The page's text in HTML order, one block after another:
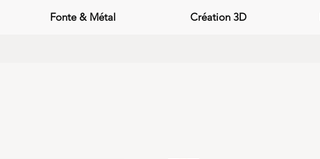
Fonte & Métal Création 3D